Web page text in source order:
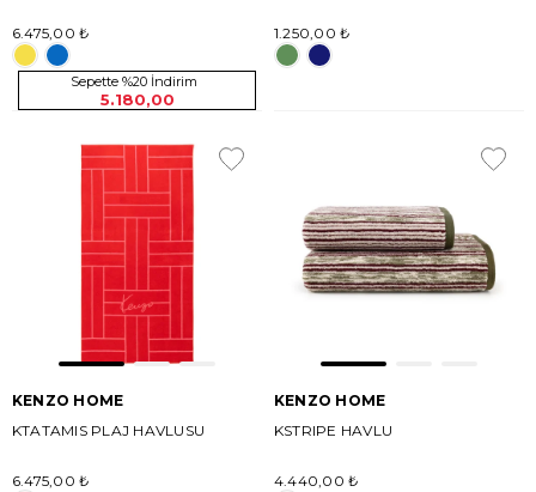
6.475,00 ₺
Sepette %20 İndirim
5.180,00
1.250,00 ₺
KENZO HOME
KTATAMIS PLAJ HAVLUSU
6.475,00 ₺
KENZO HOME
KSTRIPE HAVLU
4.440,00 ₺